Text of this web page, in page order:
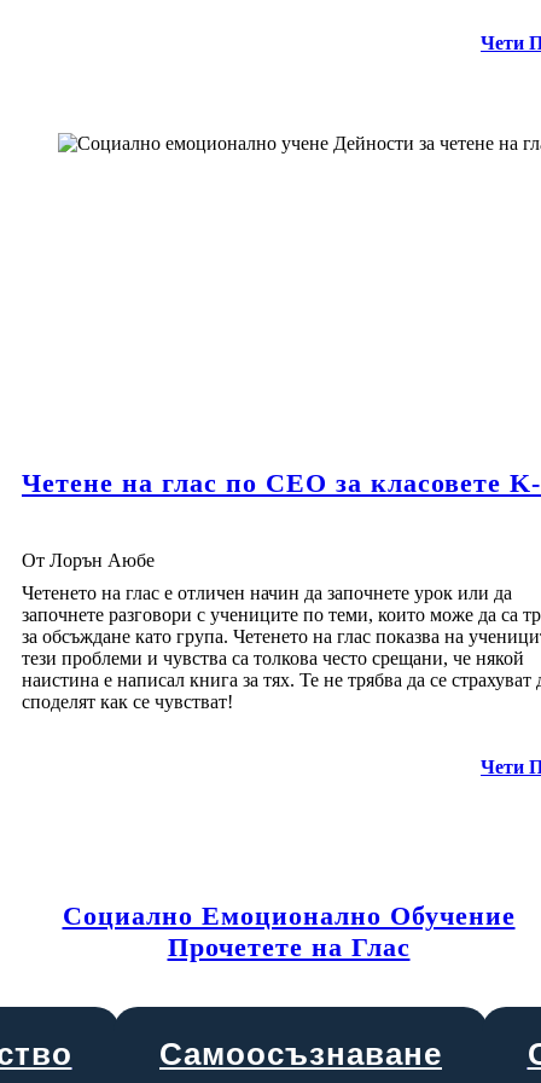
Чети
Четене на глас по СЕО за класовете
От Лорън Аюбе
Четенето на глас е отличен начин да започнете урок или да
започнете разговори с учениците по теми, които може да са
за обсъждане като група. Четенето на глас показва на
тези проблеми и чувства са толкова често срещани, че някой
наистина е написал книга за тях. Те не трябва да се страхуват
споделят как се чувстват!
Чети
Социално Емоционално Обучение
Прочетете на Глас
Самоосъзнаване